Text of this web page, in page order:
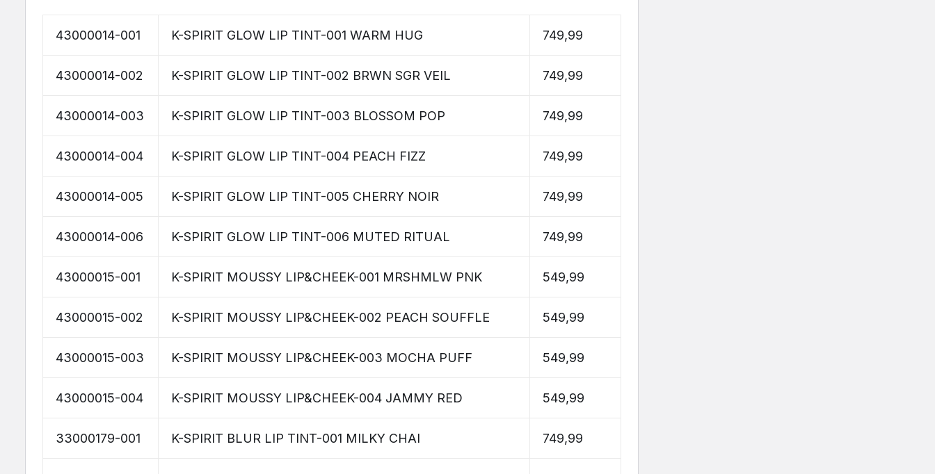
43000014-001 K-SPIRIT GLOW LIP TINT-001 WARM HUG 749,99
43000014-002 K-SPIRIT GLOW LIP TINT-002 BRWN SGR VEIL 749,99
43000014-003 K-SPIRIT GLOW LIP TINT-003 BLOSSOM POP 749,99
43000014-004 K-SPIRIT GLOW LIP TINT-004 PEACH FIZZ 749,99
43000014-005 K-SPIRIT GLOW LIP TINT-005 CHERRY NOIR 749,99
43000014-006 K-SPIRIT GLOW LIP TINT-006 MUTED RITUAL 749,99
43000015-001 K-SPIRIT MOUSSY LIP&CHEEK-001 MRSHMLW PNK 549,99
43000015-002 K-SPIRIT MOUSSY LIP&CHEEK-002 PEACH SOUFFLE 549,99
43000015-003 K-SPIRIT MOUSSY LIP&CHEEK-003 MOCHA PUFF 549,99
43000015-004 K-SPIRIT MOUSSY LIP&CHEEK-004 JAMMY RED 549,99
33000179-001 K-SPIRIT BLUR LIP TINT-001 MILKY CHAI 749,99